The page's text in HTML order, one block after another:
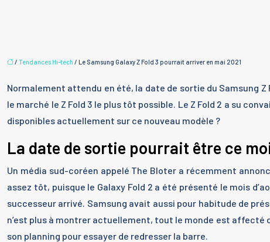
/ Tendances Hi-tech / Le Samsung Galaxy Z Fold 3 pourrait arriver en mai 2021
Normalement attendu en été, la date de sortie du Samsung
le marché le Z Fold 3 le plus tôt possible. Le Z Fold 2 a su
disponibles actuellement sur ce nouveau modèle ?
La date de sortie pourrait être ce
Un média sud-coréen appelé The Bloter a récemment
assez tôt, puisque le Galaxy Fold 2 a été présenté le mois
successeur arrivé. Samsung avait aussi pour habitude de
n’est plus à montrer actuellement, tout le monde est affecté
son planning pour essayer de redresser la barre.